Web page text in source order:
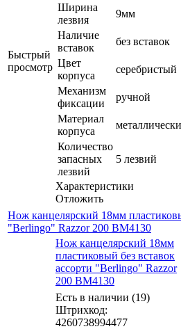
Быстрый
просмотр
Ширина
лезвия
9мм
Наличие
вставок
без вставок
Цвет
корпуса
серебристый
Механизм
фиксации
ручной
Материал
корпуса
Количество
запасных
лезвий
5 лезвий
Характеристики
Отложить
Нож канцелярский 18мм
"Berlingo" Razzor 200 BM4130
Нож канцелярский 18мм
пластиковый без вставок
ассорти "Berlingo" Razzor
200 BM4130
Есть в наличии (19)
Штрихкод:
4260738994477